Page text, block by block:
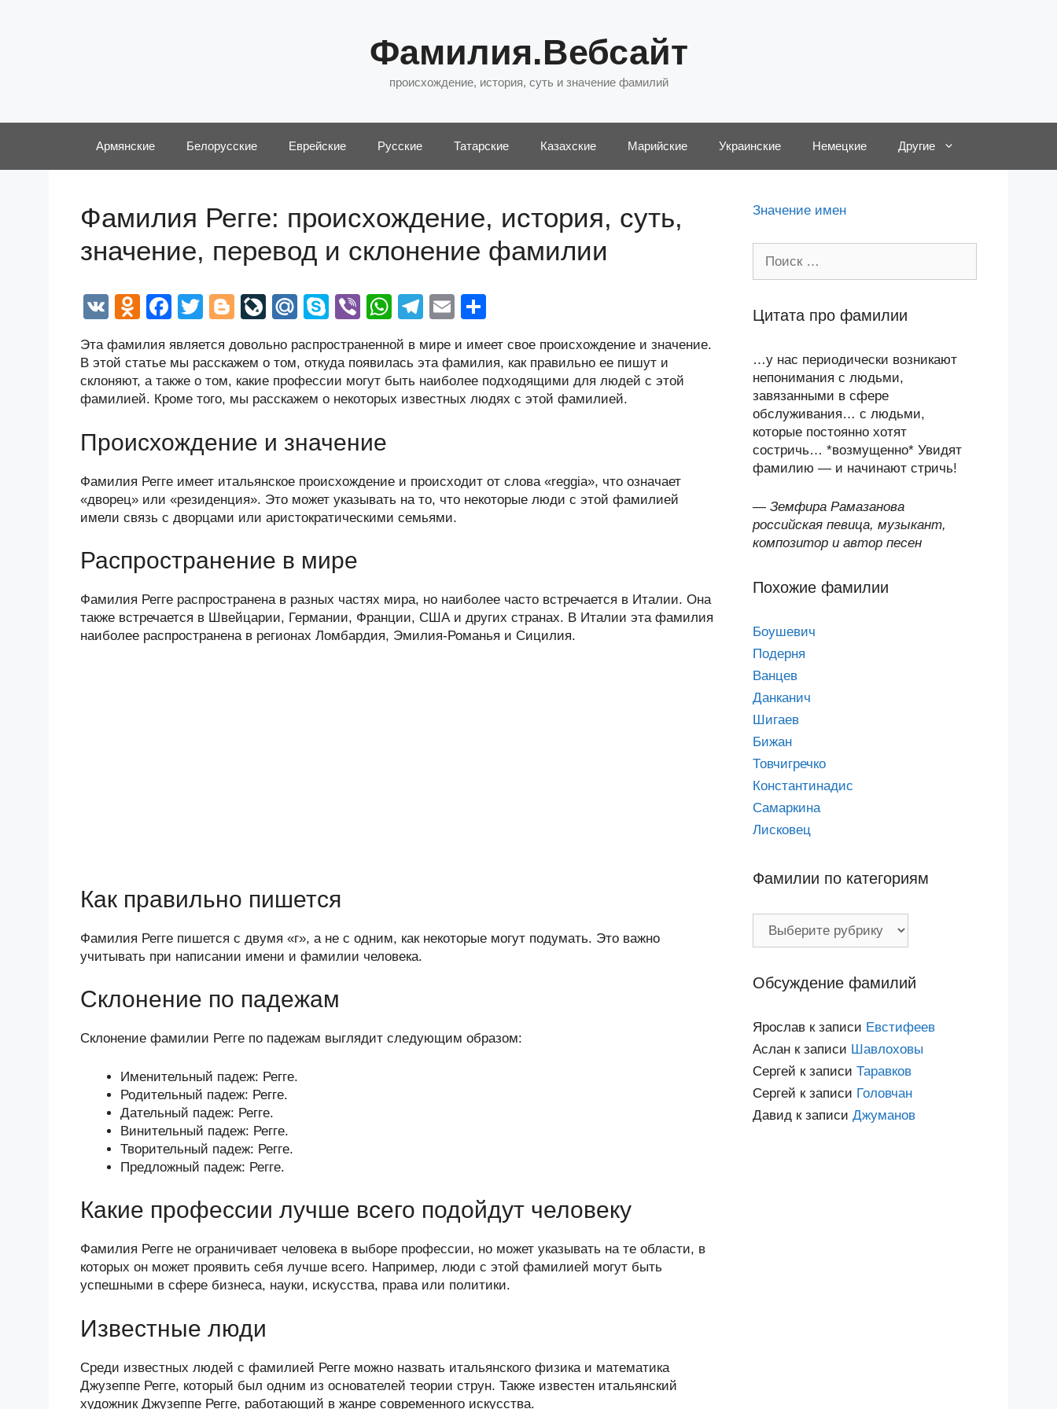
Фамилия.Вебсайт
происхождение, история, суть и значение фамилий
Армянские Белорусские Еврейские Русские Татарские Казахские Марийские Украинские Немецкие Другие
Фамилия Регге: происхождение, история, суть,
значение, перевод и склонение фамилии
V
O
n
o
kl
a
ss
ni
ki
F
c
e
b
o
o
k
T
tt
er
Bl
g
g
er
Li
e
J
o
ur
n
al
M
.R
u
S
p
e
Vi
er
W
h
at
s
A
T
e
gr
a
E
ail р
а
в
Эта фамилия является довольно распространенной в мире и имеет свое происхождение и значение.
В этой статье мы расскажем о том, откуда появилась эта фамилия, как правильно ее пишут и
склоняют, а также о том, какие профессии могут быть наиболее подходящими для людей с этой
фамилией. Кроме того, мы расскажем о некоторых известных людях с этой фамилией.
Происхождение и значение
Фамилия Регге имеет итальянское происхождение и происходит от слова «reggia», что означает
«дворец» или «резиденция». Это может указывать на то, что некоторые люди с этой фамилией
имели связь с дворцами или аристократическими семьями.
Распространение в мире
Фамилия Регге распространена в разных частях мира, но наиболее часто встречается в Италии. Она
также встречается в Швейцарии, Германии, Франции, США и других странах. В Италии эта фамилия
наиболее распространена в регионах Ломбардия, Эмилия-Романья и Сицилия.
Как правильно пишется
Фамилия Регге пишется с двумя «г», а не с одним, как некоторые могут подумать. Это важно
учитывать при написании имени и фамилии человека.
Склонение по падежам
Склонение фамилии Регге по падежам выглядит следующим образом:
Именительный падеж: Регге.
Родительный падеж: Регге.
Дательный падеж: Регге.
Винительный падеж: Регге.
Творительный падеж: Регге.
Предложный падеж: Регге.
Какие профессии лучше всего подойдут человеку
Фамилия Регге не ограничивает человека в выборе профессии, но может указывать на те области, в
которых он может проявить себя лучше всего. Например, люди с этой фамилией могут быть
успешными в сфере бизнеса, науки, искусства, права или политики.
Известные люди
Среди известных людей с фамилией Регге можно назвать итальянского физика и математика
Джузеппе Регге, который был одним из основателей теории струн. Также известен итальянский
художник Джузеппе Регге, работающий в жанре современного искусства.
Значение имен
Цитата про фамилии
…у нас периодически возникают
непонимания с людьми,
завязанными в сфере
обслуживания… с людьми,
которые постоянно хотят
состричь… *возмущенно* Увидят
фамилию — и начинают стричь!
— Земфира Рамазанова
российская певица, музыкант,
композитор и автор песен
Похожие фамилии
Боушевич
Подерня
Ванцев
Данканич
Шигаев
Бижан
Товчигречко
Константинадис
Самаркина
Лисковец
Фамилии по категориям
Обсуждение фамилий
Ярослав к записи Евстифеев
Аслан к записи Шавлоховы
Сергей к записи Таравков
Сергей к записи Головчан
Давид к записи Джуманов